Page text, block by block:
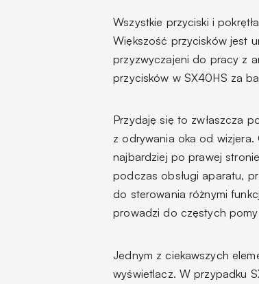
Wszystkie przyciski i
Większość przycisków jest
przyzwyczajeni do pracy z
przycisków w SX40HS za
Przydaję się to zwłaszcza
z odrywania oka od
najbardziej po prawej
podczas obsługi aparatu,
do sterowania różnymi
prowadzi do częstych
Jednym z ciekawszych
wyświetlacz. W przypadku